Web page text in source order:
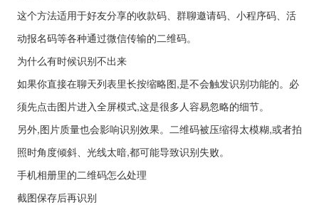
这个方法适用于好友分享的收款码、群聊邀请码、小程序码、活
动报名码等各种通过微信传输的二维码。
为什么有时候识别不出来
如果你直接在聊天列表里长按缩略图,是不会触发识别功能的。必
须先点击图片进入全屏模式,这是很多人容易忽略的细节。
另外,图片质量也会影响识别效果。二维码被压缩得太模糊,或者拍
照时角度倾斜、光线太暗,都可能导致识别失败。
手机相册里的二维码怎么处理
截图保存后再识别